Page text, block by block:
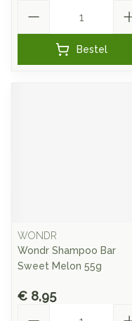
Bestel
WONDR
Wondr Shampoo Bar
Sweet Melon 55g
€ 8,95